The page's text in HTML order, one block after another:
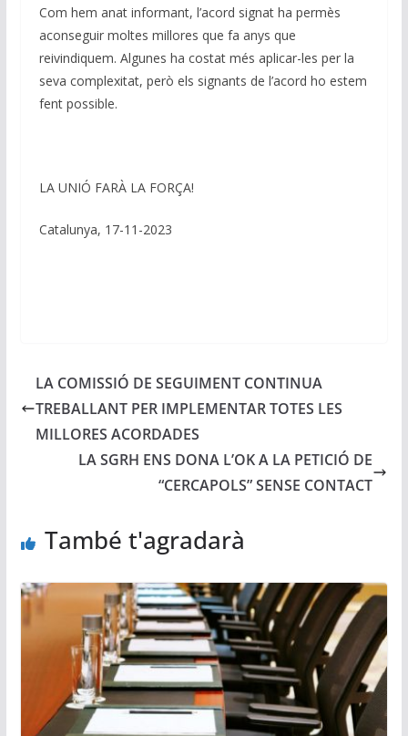
Com hem anat informant, l’acord signat ha permès
aconseguir moltes millores que fa anys que
reivindiquem. Algunes ha costat més aplicar-les per la
seva complexitat, però els signants de l’acord ho estem
fent possible.
LA UNIÓ FARÀ LA FORÇA!
Catalunya, 17-11-2023
LA COMISSIÓ DE SEGUIMENT CONTINUA
TREBALLANT PER IMPLEMENTAR TOTES LES
MILLORES ACORDADES
LA SGRH ENS DONA L’OK A LA PETICIÓ DE
“CERCAPOLS” SENSE CONTACT
També t'agradarà